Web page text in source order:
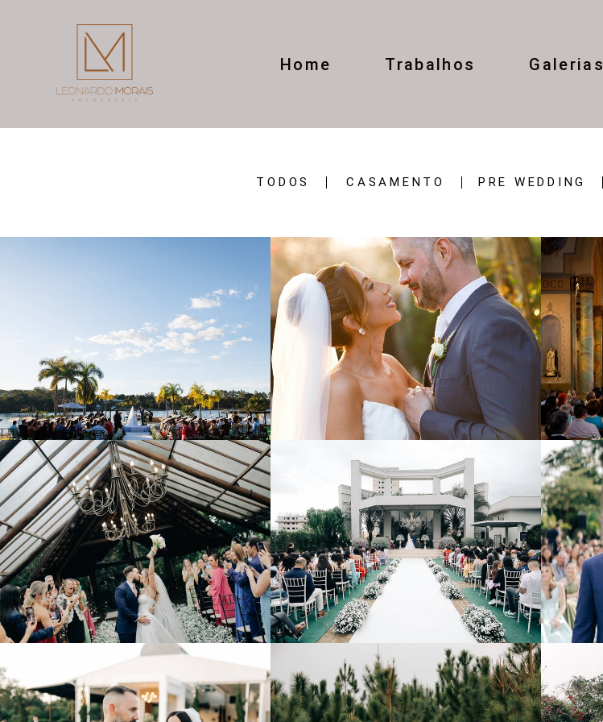
Home Trabalhos Galerias
TODOS CASAMENTO PRE WEDDING
0 388
768 0 622 0